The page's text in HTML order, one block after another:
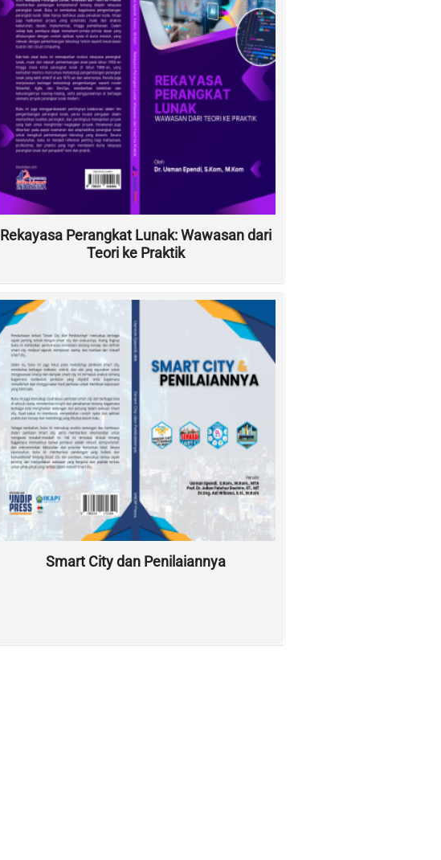
Rekayasa Perangkat Lunak: Wawasan dari
Teori ke Praktik
Smart City dan Penilaiannya